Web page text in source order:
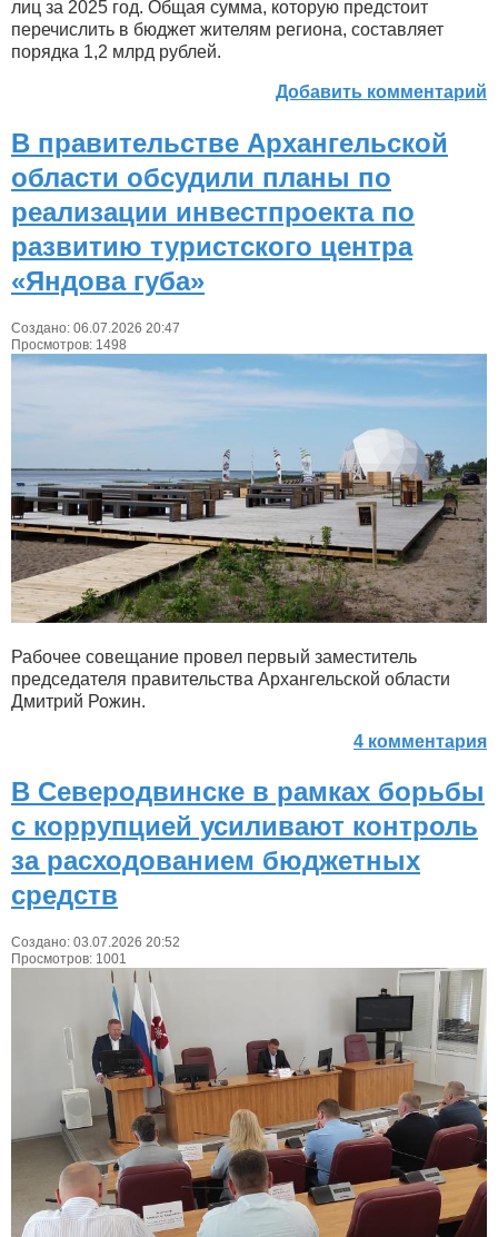
лиц за 2025 год. Общая сумма, которую предстоит
перечислить в бюджет жителям региона, составляет
порядка 1,2 млрд рублей.
Добавить комментарий
В правительстве Архангельской
области обсудили планы по
реализации инвестпроекта по
развитию туристского центра
«Яндова губа»
Создано: 06.07.2026 20:47
Просмотров: 1498
Рабочее совещание провел первый заместитель
председателя правительства Архангельской области
Дмитрий Рожин.
4 комментария
В Северодвинске в рамках борьбы
с коррупцией усиливают контроль
за расходованием бюджетных
средств
Создано: 03.07.2026 20:52
Просмотров: 1001